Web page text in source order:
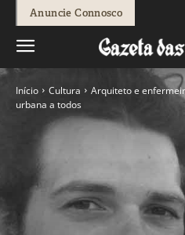
Anuncie Connosco
Início Cultura
Arquiteto e
urbana a todos